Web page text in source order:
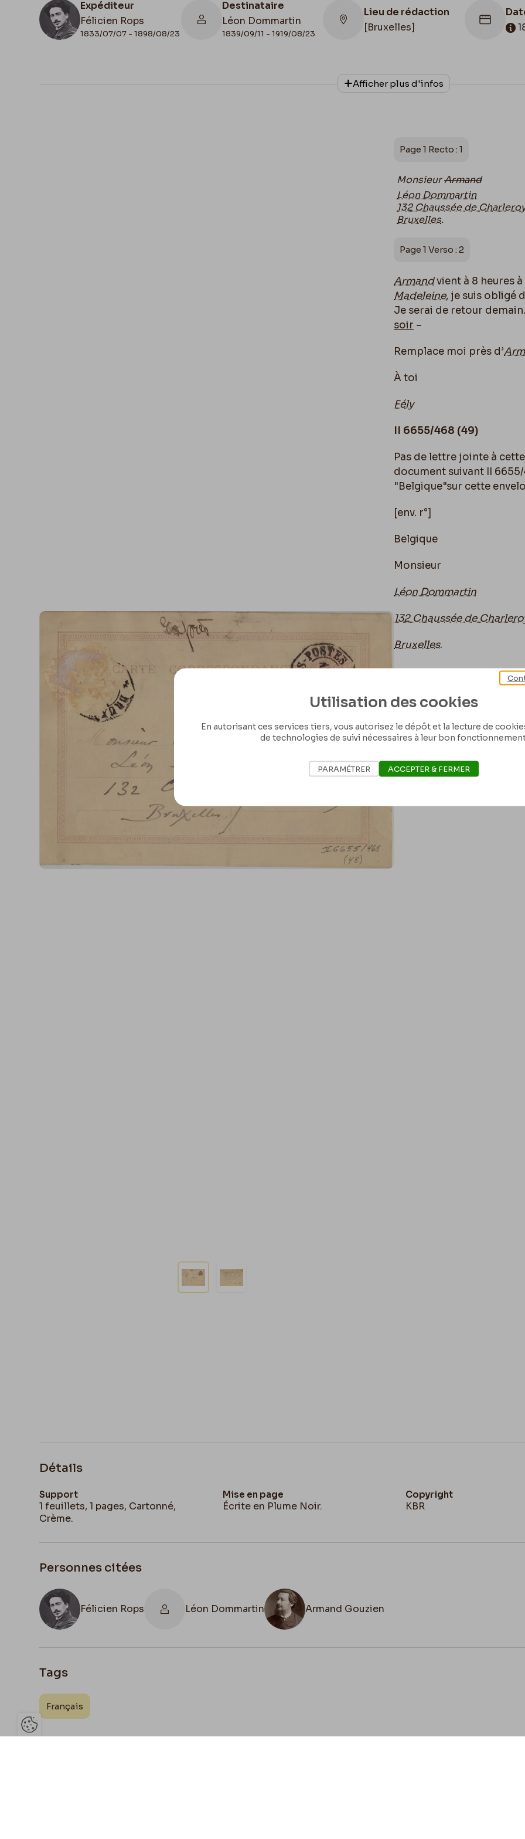
Expéditeur
Félicien Rops
1833/07/07 - 1898/08/23
Destinataire
Léon Dommartin
1839/09/11 - 1919/08/23
Lieu de rédaction
[Bruxelles]
Date de fin
Afficher plus d'infos
Page 1 Recto : 1
MonsieurArmand
Léon Dommartin
132 Chaussée de
Bruxelles.
Page 1 Verso : 2
Armandvient à 8 heures à
Madeleine, je suis obligé
Je serai de retour
soir –
Remplace moi près d’
À toi
Fély
II 6655/468 (49)
Pas de lettre jointe à
document suivant II
"Belgique"sur cette
[env. r°]
Belgique
Monsieur
Léon Dommartin
132 Chaussée de
Bruxelles.
Détails
Support
1 feuillets, 1 pages, Cartonné,
Crème.
Mise en page
Écrite en Plume Noir.
Copyright
KBR
Personnes citées
Félicien Rops Léon Dommartin Armand Gouzien
Tags
Français
Ouvrir la barre de gestion des cookies
Utilisation des cookies
En autorisant ces services tiers, vous autorisez le dépôt et la lecture de
de technologies de suivi nécessaires à leur bon
PARAMÉTRER ACCEPTER & FERMER